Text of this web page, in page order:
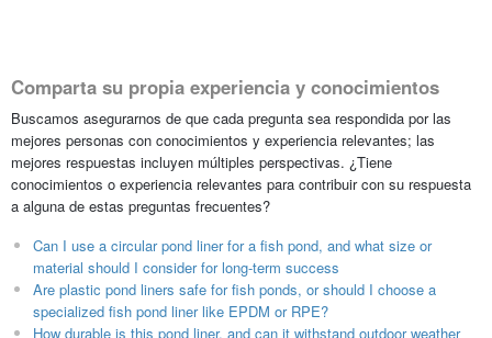
Comparta su propia experiencia y conocimientos
Buscamos asegurarnos de que cada pregunta sea respondida por las
mejores personas con conocimientos y experiencia relevantes; las
mejores respuestas incluyen múltiples perspectivas. ¿Tiene
conocimientos o experiencia relevantes para contribuir con su respuesta
a alguna de estas preguntas frecuentes?
Can I use a circular pond liner for a fish pond, and what size or
material should I consider for long-term success
Are plastic pond liners safe for fish ponds, or should I choose a
specialized fish pond liner like EPDM or RPE?
How durable is this pond liner, and can it withstand outdoor weather